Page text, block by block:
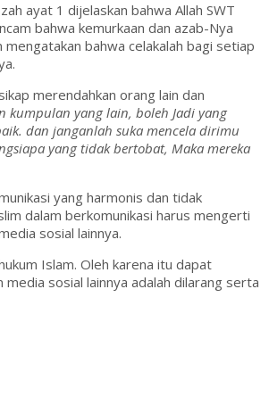
ayat 1 dijelaskan bahwa Allah SWT
bahwa kemurkaan dan azab-Nya
bahwa celakalah bagi setiap
merendahkan orang lain dan
kumpulan yang lain, boleh Jadi yang
dan janganlah suka mencela dirimu
yang tidak bertobat, Maka mereka
yang harmonis dan tidak
dalam berkomunikasi harus mengerti
sosial lainnya.
Islam. Oleh karena itu dapat
media sosial lainnya adalah dilarang serta